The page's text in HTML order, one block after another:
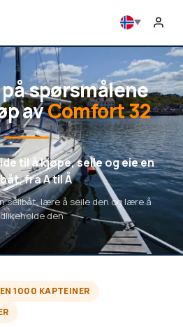
spørsmålene
avComfort 32
til å kjøpe, seile og eie en
fra A til Å
seilbåt, lære å seile den og lære å
den
1000 KAPTEINER